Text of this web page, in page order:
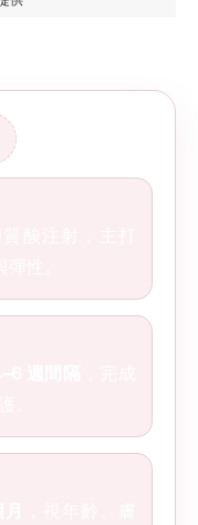
重點速看